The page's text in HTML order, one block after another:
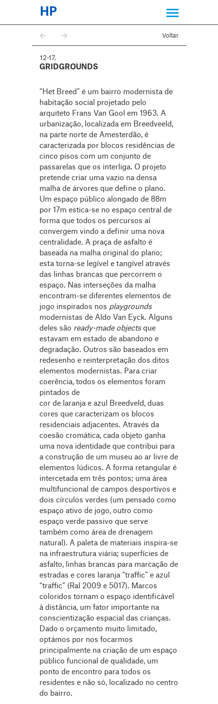
HP
Voltar
12-17,
GRIDGROUNDS
“Het Breed” é um bairro modernista de
habitação social projetado pelo
arquiteto Frans Van Gool em 1963. A
urbanização, localizada em Breedveeld,
na parte norte de Amesterdão, é
caracterizada por blocos residências de
cinco pisos com um conjunto de
passarelas que os interliga. O projeto
pretende criar uma vazio na densa
malha de árvores que define o plano.
Um espaço público alongado de 88m
por 17m estica-se no espaço central de
forma que todos os percursos aí
convergem vindo a definir uma nova
centralidade. A praça de asfalto é
baseada na malha original do plano;
esta torna-se legível e tangível através
das linhas brancas que percorrem o
espaço. Nas interseções da malha
encontram-se diferentes elementos de
jogo inspirados nos playgrounds
modernistas de Aldo Van Eyck. Alguns
deles são ready-made objectsque
estavam em estado de abandono e
degradação. Outros são baseados em
redesenho e reinterpretação dos ditos
elementos modernistas. Para criar
coerência, todos os elementos foram
pintados de
cor de laranja e azul Breedveld, duas
cores que caracterizam os blocos
residenciais adjacentes. Através da
coesão cromática, cada objeto ganha
uma nova identidade que contribui para
a construção de um museu ao ar livre de
elementos lúdicos. A forma retangular é
intercetada em três pontos; uma área
multifuncional de campos desportivos e
dois círculos verdes (um pensado como
espaço ativo de jogo, outro como
espaço verde passivo que serve
também como área de drenagem
natural). A paleta de materiais inspira-se
na infraestrutura viária; superfícies de
asfalto, linhas brancas para marcação de
estradas e cores laranja “traffic” e azul
“traffic” (Ral 2009 e 5017). Marcos
coloridos tornam o espaço identificável
à distância, um fator importante na
conscientização espacial das crianças.
Dado o orçamento muito limitado,
optámos por nos focarmos
principalmente na criação de um espaço
público funcional de qualidade, um
ponto de encontro para todos os
residentes e não só, localizado no centro
do bairro.